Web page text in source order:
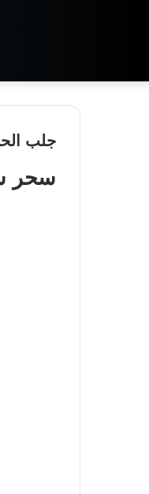
جلب
سحر